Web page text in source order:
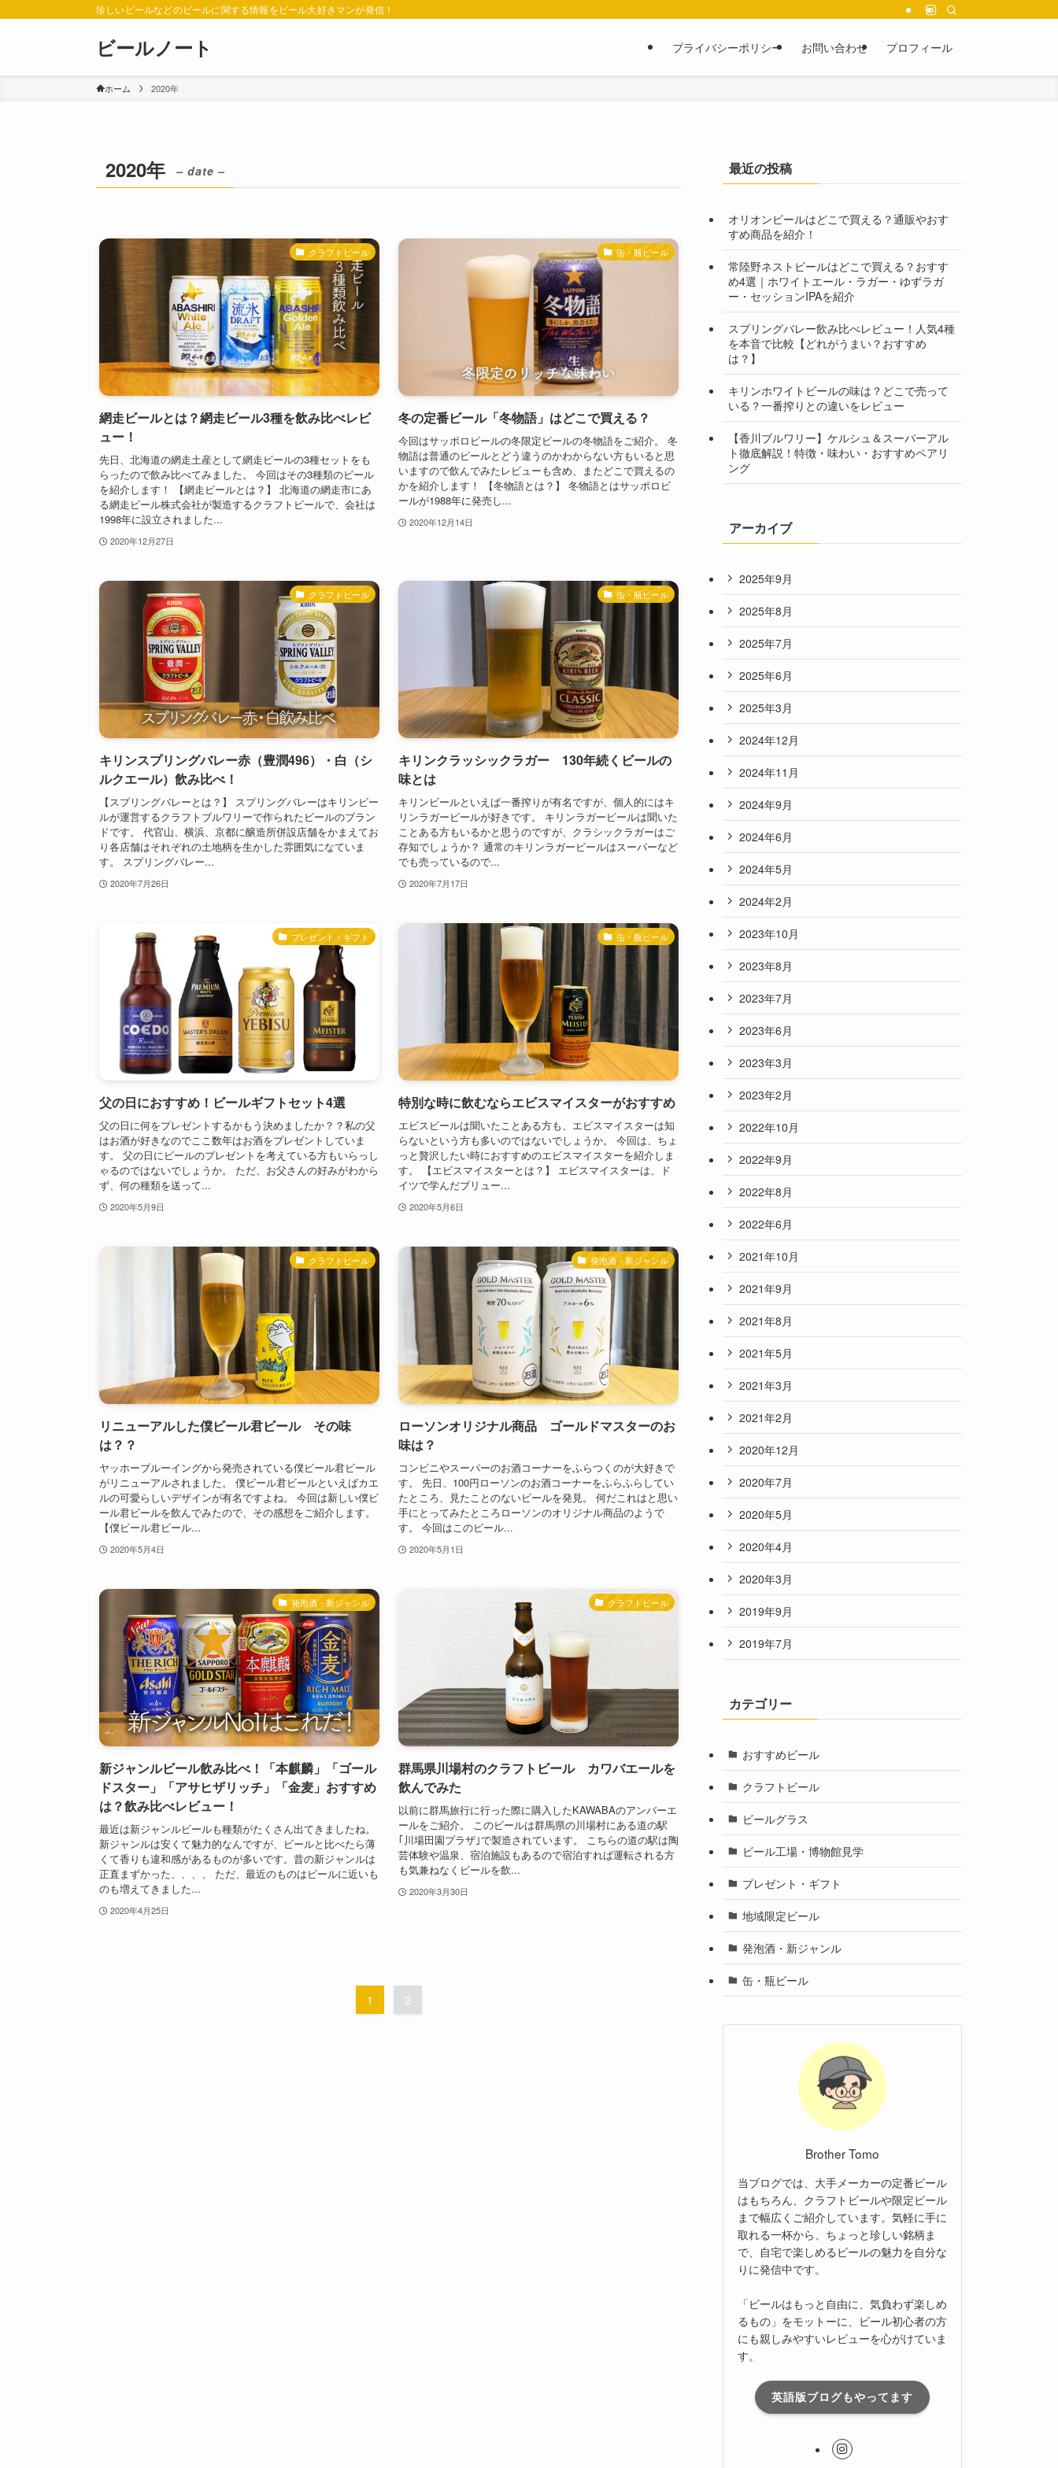
珍しいビールなどのビールに関する情報をビール大好きマンが発信！
ビールノート プライバシーポリシー お問い合わせ プロフィール
ホーム 2020年
2020年 – date –
クラフトビール
網走ビールとは？網走ビール3種を飲み比べレビ
ュー！
先日、北海道の網走土産として網走ビールの3種セットをも
らったので飲み比べてみました。 今回はその3種類のビール
を紹介します！ 【網走ビールとは？】 北海道の網走市にあ
る網走ビール株式会社が製造するクラフトビールで、会社は
1998年に設立されました...
2020年12月27日
缶・瓶ビール
冬の定番ビール「冬物語」はどこで買える？
今回はサッポロビールの冬限定ビールの冬物語をご紹介。 冬
物語は普通のビールとどう違うのかわからない方もいると思
いますので飲んでみたレビューも含め、またどこで買えるの
かを紹介します！ 【冬物語とは？】 冬物語とはサッポロビ
ールが1988年に発売し...
2020年12月14日
クラフトビール
キリンスプリングバレー赤（豊潤496）・白（シ
ルクエール）飲み比べ！
【スプリングバレーとは？】 スプリングバレーはキリンビー
ルが運営するクラフトブルワリーで作られたビールのブラン
ドです。 代官山、横浜、京都に醸造所併設店舗をかまえてお
り各店舗はそれぞれの土地柄を生かした雰囲気になていま
す。 スプリングバレー...
2020年7月26日
缶・瓶ビール
キリンクラッシックラガー 130年続くビールの
味とは
キリンビールといえば一番搾りが有名ですが、個人的にはキ
リンラガービールが好きです。 キリンラガービールは聞いた
ことある方もいるかと思うのですが、クラシックラガーはご
存知でしょうか？ 通常のキリンラガービールはスーパーなど
でも売っているので...
2020年7月17日
プレゼント・ギフト
父の日におすすめ！ビールギフトセット4選
父の日に何をプレゼントするかもう決めましたか？？私の父
はお酒が好きなのでここ数年はお酒をプレゼントしていま
す。 父の日にビールのプレゼントを考えている方もいらっし
ゃるのではないでしょうか。 ただ、お父さんの好みがわから
ず、何の種類を送って...
2020年5月9日
缶・瓶ビール
特別な時に飲むならエビスマイスターがおすすめ
エビスビールは聞いたことある方も、エビスマイスターは知
らないという方も多いのではないでしょうか。 今回は、ちょ
っと贅沢したい時におすすめのエビスマイスターを紹介しま
す。 【エビスマイスターとは？】 エビスマイスターは、ド
イツで学んだブリュー...
2020年5月6日
クラフトビール
リニューアルした僕ビール君ビール その味
は？？
ヤッホーブルーイングから発売されている僕ビール君ビール
がリニューアルされました。 僕ビール君ビールといえばカエ
ルの可愛らしいデザインが有名ですよね。 今回は新しい僕ビ
ール君ビールを飲んでみたので、その感想をご紹介します。
【僕ビール君ビール...
2020年5月4日
発泡酒・新ジャンル
ローソンオリジナル商品 ゴールドマスターのお
味は？
コンビニやスーパーのお酒コーナーをふらつくのが大好きで
す。 先日、100円ローソンのお酒コーナーをふらふらしてい
たところ、見たことのないビールを発見。 何だこれはと思い
手にとってみたところローソンのオリジナル商品のようで
す。 今回はこのビール...
2020年5月1日
発泡酒・新ジャンル
新ジャンルビール飲み比べ！「本麒麟」「ゴール
ドスター」「アサヒザリッチ」「金麦」おすすめ
は？飲み比べレビュー！
最近は新ジャンルビールも種類がたくさん出てきましたね。
新ジャンルは安くて魅力的なんですが、ビールと比べたら薄
くて香りも違和感があるものが多いです。昔の新ジャンルは
正直まずかった、、、、 ただ、最近のものはビールに近いも
のも増えてきました...
2020年4月25日
クラフトビール
群馬県川場村のクラフトビール カワバエールを
飲んでみた
以前に群馬旅行に行った際に購入したKAWABAのアンバーエ
ールをご紹介。 このビールは群馬県の川場村にある道の駅
｢川場田園プラザ｣で製造されています。 こちらの道の駅は陶
芸体験や温泉、宿泊施設もあるので宿泊すれば運転される方
も気兼ねなくビールを飲...
2020年3月30日
1 2
最近の投稿
オリオンビールはどこで買える？通販やおす
すめ商品を紹介！
常陸野ネストビールはどこで買える？おすす
め4選｜ホワイトエール・ラガー・ゆずラガ
ー・セッションIPAを紹介
スプリングバレー飲み比べレビュー！人気4種
を本音で比較【どれがうまい？おすすめ
は？】
キリンホワイトビールの味は？どこで売って
いる？一番搾りとの違いをレビュー
【香川ブルワリー】ケルシュ＆スーパーアル
ト徹底解説！特徴・味わい・おすすめペアリ
ング
アーカイブ
2025年9月
2025年8月
2025年7月
2025年6月
2025年3月
2024年12月
2024年11月
2024年9月
2024年6月
2024年5月
2024年2月
2023年10月
2023年8月
2023年7月
2023年6月
2023年3月
2023年2月
2022年10月
2022年9月
2022年8月
2022年6月
2021年10月
2021年9月
2021年8月
2021年5月
2021年3月
2021年2月
2020年12月
2020年7月
2020年5月
2020年4月
2020年3月
2019年9月
2019年7月
カテゴリー
おすすめビール
クラフトビール
ビールグラス
ビール工場・博物館見学
プレゼント・ギフト
地域限定ビール
発泡酒・新ジャンル
缶・瓶ビール
Brother Tomo
当ブログでは、大手メーカーの定番ビール
はもちろん、クラフトビールや限定ビール
まで幅広くご紹介しています。気軽に手に
取れる一杯から、ちょっと珍しい銘柄ま
で、自宅で楽しめるビールの魅力を自分な
りに発信中です。
「ビールはもっと自由に、気負わず楽しめ
るもの」をモットーに、ビール初心者の方
にも親しみやすいレビューを心がけていま
す。
英語版ブログもやってます